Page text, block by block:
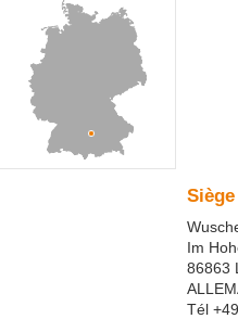
Im
86863
Tél